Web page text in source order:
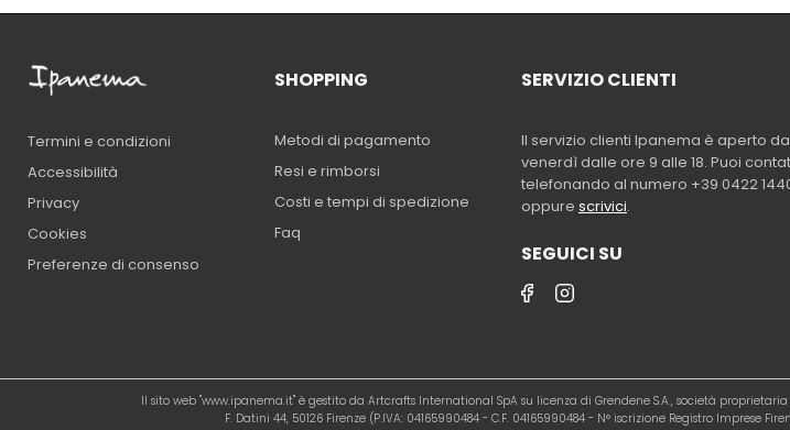
Termini e condizioni
Accessibilità
Privacy
Cookies
Preferenze di consenso
SHOPPING
Metodi di pagamento
Resi e rimborsi
Costi e tempi di spedizione
Faq
SERVIZIO CLIENTI
Il servizio clienti Ipanema è aperto
venerdì dalle ore 9 alle 18. Puoi
telefonando al numero +39 0422
oppure scrivici.
SEGUICI SU
Il sito web "www.ipanema.it" è gestito da Artcrafts International SpA su licenza di Grendene S.A., società
F. Datini 44, 50126 Firenze (P.IVA: 04165990484 - C.F. 04165990484 - N° iscrizione Registro Imprese